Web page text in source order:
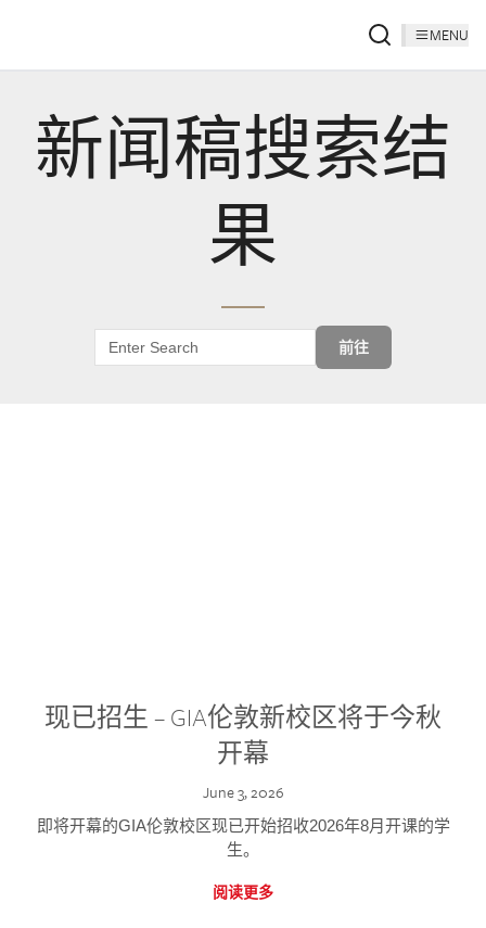
MENU
新闻稿搜索结
果
前往
现已招生 – GIA伦敦新校区将于今秋
开幕
June 3, 2026
即将开幕的GIA伦敦校区现已开始招收2026年8月开课的学
生。
阅读更多